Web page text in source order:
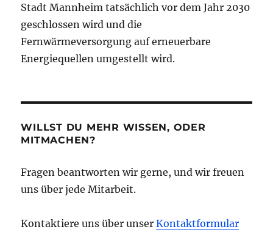
Stadt Mannheim tatsächlich vor dem Jahr 2030
geschlossen wird und die
Fernwärmeversorgung auf erneuerbare
Energiequellen umgestellt wird.
WILLST DU MEHR WISSEN, ODER
MITMACHEN?
Fragen beantworten wir gerne, und wir freuen
uns über jede Mitarbeit.
Kontaktiere uns über unserKontaktformular